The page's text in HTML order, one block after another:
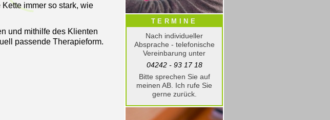
immer so stark, wie
und mithilfe des Klienten
passende Therapieform.
TERMINE
Nach individueller
Absprache - telefonische
Vereinbarung unter
04242 - 93 17 18
Bitte sprechen Sie auf
meinen AB. Ich rufe Sie
gerne zurück.